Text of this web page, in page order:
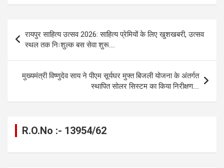
ce
o
o
k
se
n
g
er
at
A
p
p
e
gr
a
m
ail py
n
k
ar
navigation
रायपुर साहित्य उत्सव 2026: साहित्य प्रेमियों के लिए खुशखबरी, उत्सव
स्थल तक निःशुल्क बस सेवा शुरू….
मुख्यमंत्री विष्णुदेव साय ने पीएम सूर्यघर मुफ्त बिजली योजना के अंतर्गत
स्थापित सोलर सिस्टम का किया निरीक्षण….
R.O.No :- 13954/62